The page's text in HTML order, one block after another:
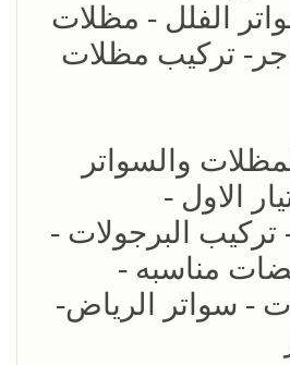
الفلل - مظلات
تركيب مظلات
والسواتر
الاول -
- تركيب البرجولات -
مناسبه -
- سواتر الرياض-